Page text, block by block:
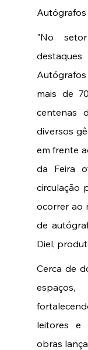
Autógrafos
"No
mais de
centenas
diversos
em frente
da Feira
circulação
ocorrer ao
de
Diel,
Cerca de
leitores e
obras